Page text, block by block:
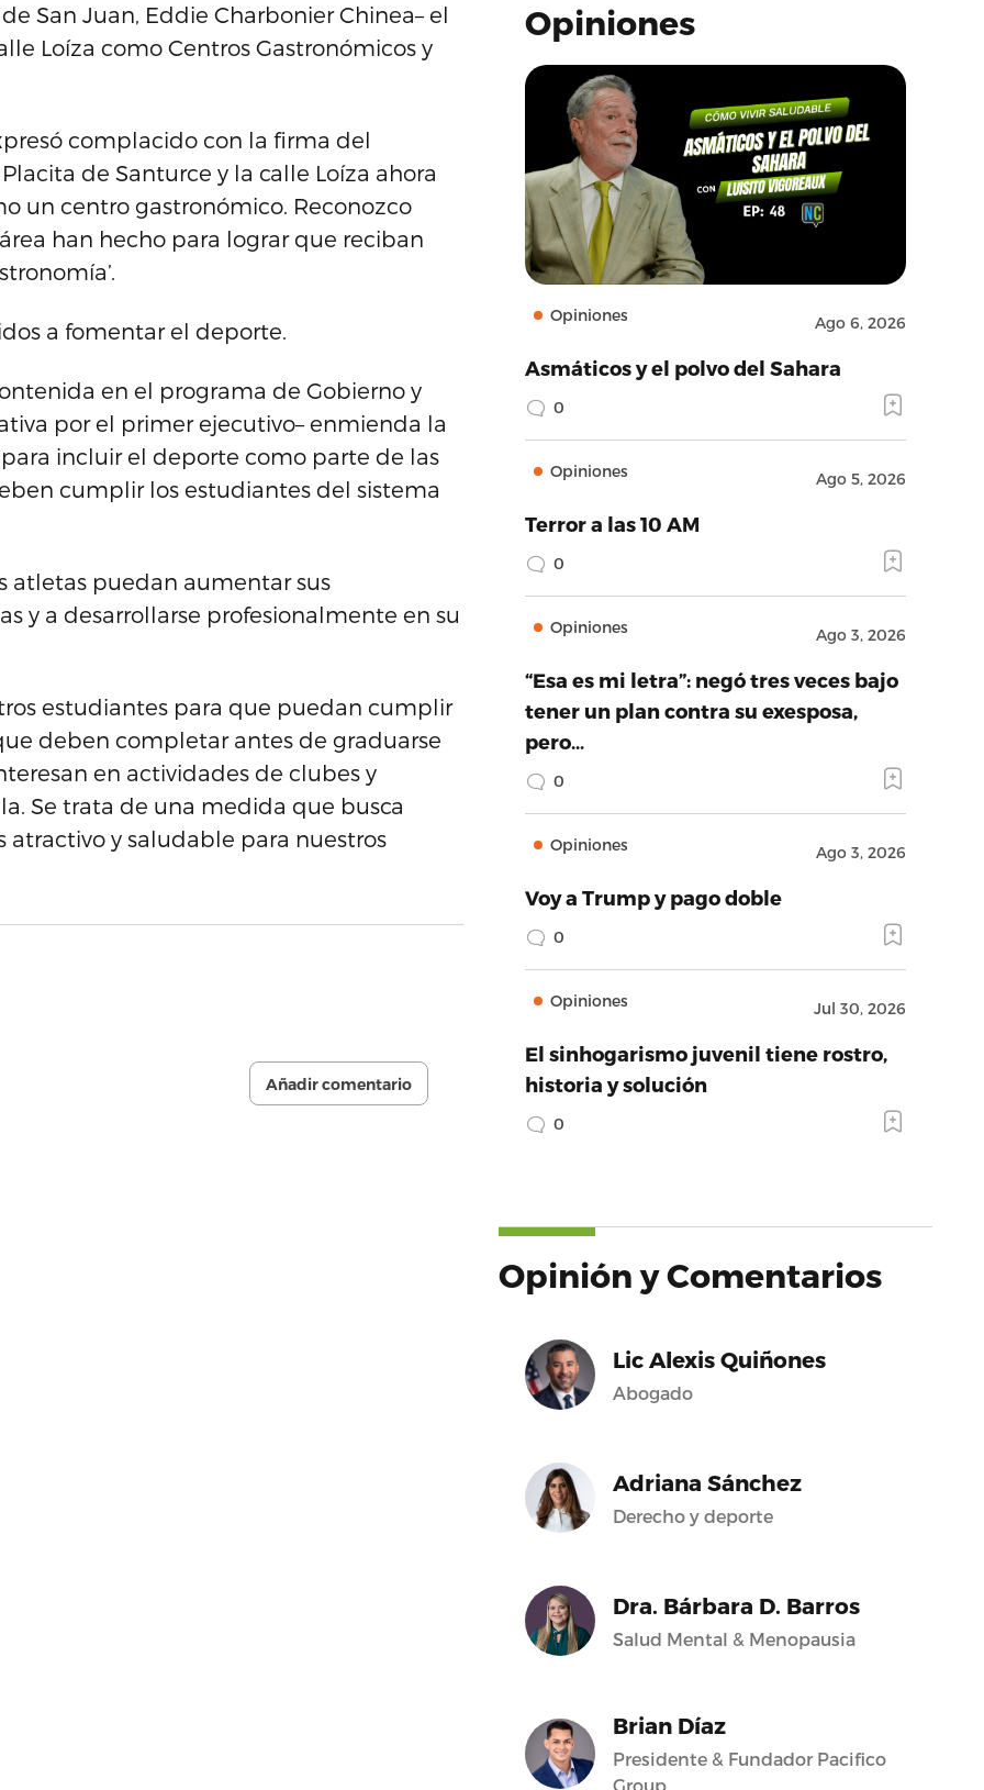
San Juan, Eddie Charbonier Chinea– el
Loíza como Centros Gastronómicos y
complacido con la firma del
de Santurce y la calle Loíza ahora
un centro gastronómico. Reconozco
han hecho para lograr que reciban
a fomentar el deporte.
en el programa de Gobierno y
por el primer ejecutivo– enmienda la
incluir el deporte como parte de las
cumplir los estudiantes del sistema
atletas puedan aumentar sus
y a desarrollarse profesionalmente en su
estudiantes para que puedan cumplir
deben completar antes de graduarse
en actividades de clubes y
Se trata de una medida que busca
atractivo y saludable para nuestros
Añadir comentario
Opiniones
Opiniones Ago 6, 2026
Asmáticos y el polvo del Sahara
0
Opiniones Ago 5, 2026
Terror a las 10 AM
0
Opiniones Ago 3, 2026
“Esa es mi letra”: negó tres veces bajo
tener un plan contra su exesposa,
pero…
0
Opiniones Ago 3, 2026
Voy a Trump y pago doble
0
Opiniones Jul 30, 2026
El sinhogarismo juvenil tiene rostro,
historia y solución
0
Opinión y Comentarios
Lic Alexis Quiñones
Abogado
Adriana Sánchez
Derecho y deporte
Dra. Bárbara D. Barros
Salud Mental & Menopausia
Brian Díaz
Presidente & Fundador Pacifico
Group